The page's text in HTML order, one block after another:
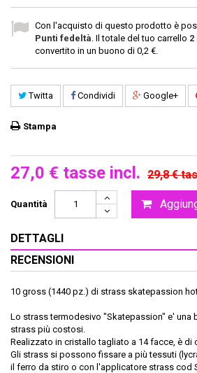
Con l'acquisto di questo prodotto è
Punti fedeltà . Il totale del tuo carrello 2
convertito in un buono di 0,2 €
Twitta Condividi Google+
Stampa
27,0 € tasse incl. 29,8 €
Quantità
DETTAGLI
RECENSIONI
10 gross (1440 pz.) di strass skatepassion
Lo strass termodesivo "Skatepassion" e' una
strass più costosi.
Realizzato in cristallo tagliato a 14 facce, è di
Gli strass si possono fissare a più tessuti
il ferro da stiro o con l'applicatore strass cod